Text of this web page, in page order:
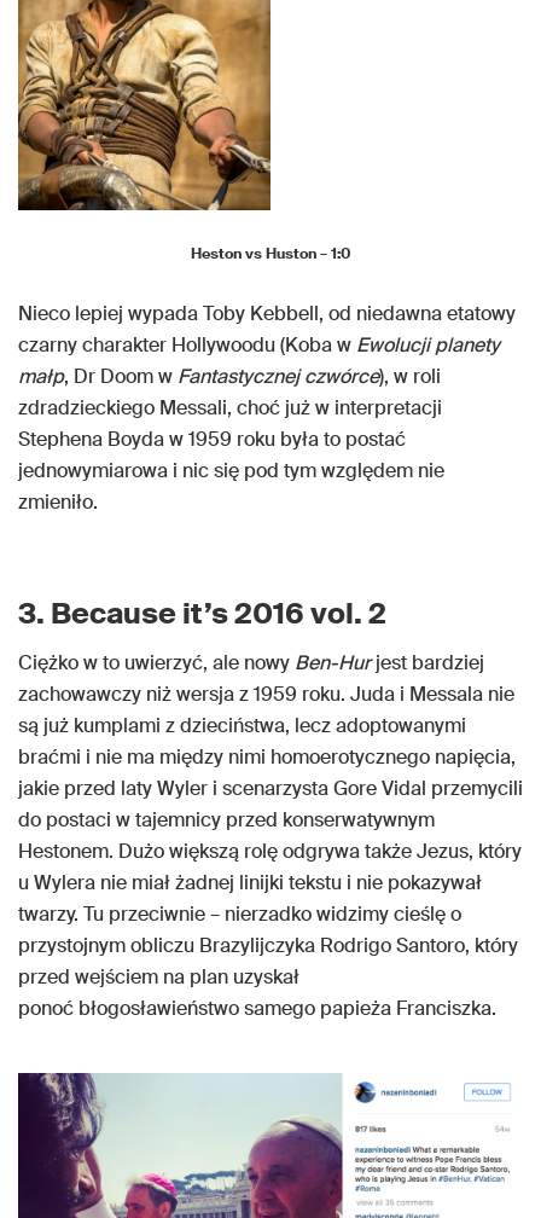
Heston vs Huston – 1:0
Nieco lepiej wypada Toby Kebbell, od niedawna etatowy
czarny charakter Hollywoodu (Koba w Ewolucji planety
małp, Dr Doom w Fantastycznej czwórce), w roli
zdradzieckiego Messali, choć już w interpretacji
Stephena Boyda w 1959 roku była to postać
jednowymiarowa i nic się pod tym względem nie
zmieniło.
3. Because it’s 2016 vol. 2
Ciężko w to uwierzyć, ale nowy Ben-Hurjest bardziej
zachowawczy niż wersja z 1959 roku. Juda i Messala nie
są już kumplami z dzieciństwa, lecz adoptowanymi
braćmi i nie ma między nimi homoerotycznego napięcia,
jakie przed laty Wyler i scenarzysta Gore Vidal przemycili
do postaci w tajemnicy przed konserwatywnym
Hestonem. Dużo większą rolę odgrywa także Jezus, który
u Wylera nie miał żadnej linijki tekstu i nie pokazywał
twarzy. Tu przeciwnie – nierzadko widzimy cieślę o
przystojnym obliczu Brazylijczyka Rodrigo Santoro, który
przed wejściem na plan uzyskał
ponoć błogosławieństwo samego papieża Franciszka.